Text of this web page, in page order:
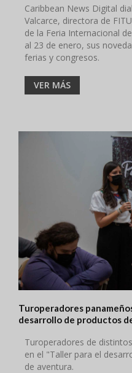
Caribbean News Digital
Valcarce, directora de
de la Feria Internacional
al 23 de enero, sus
ferias y congresos.
VER MÁS
Turoperadores
desarrollo de productos
Turoperadores de
en el "Taller para el
de aventura.